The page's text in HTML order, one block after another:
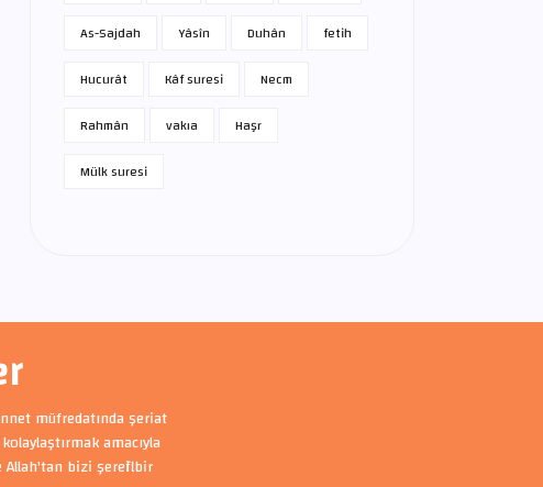
As-Sajdah
Yâsîn Duhân
fetih
Hucurât
Kâf suresi
Necm
Rahmân
vakıa
Haşr
Mülk suresi
müfredatında şeriat
amacıyla
bizi şerefli bir